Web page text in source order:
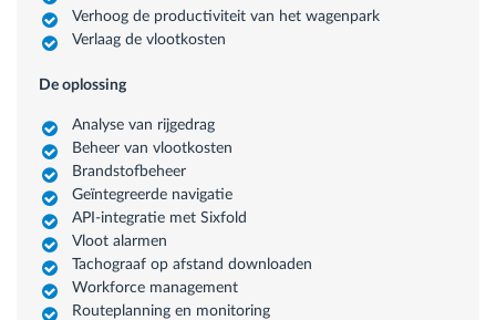
Verhoog de productiviteit van het wagenpark
Verlaag de vlootkosten
De oplossing
Analyse van rijgedrag
Beheer van vlootkosten
Brandstofbeheer
Geïntegreerde navigatie
API-integratie met Sixfold
Vloot alarmen
Tachograaf op afstand downloaden
Workforce management
Routeplanning en monitoring